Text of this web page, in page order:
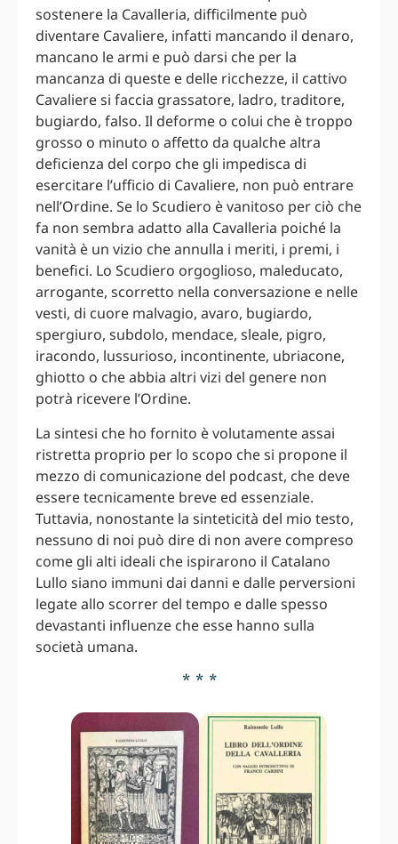
sostenere la Cavalleria, difficilmente può
diventare Cavaliere, infatti mancando il denaro,
mancano le armi e può darsi che per la
mancanza di queste e delle ricchezze, il cattivo
Cavaliere si faccia grassatore, ladro, traditore,
bugiardo, falso. Il deforme o colui che è troppo
grosso o minuto o affetto da qualche altra
deficienza del corpo che gli impedisca di
esercitare l’ufficio di Cavaliere, non può entrare
nell’Ordine. Se lo Scudiero è vanitoso per ciò che
fa non sembra adatto alla Cavalleria poiché la
vanità è un vizio che annulla i meriti, i premi, i
benefici. Lo Scudiero orgoglioso, maleducato,
arrogante, scorretto nella conversazione e nelle
vesti, di cuore malvagio, avaro, bugiardo,
spergiuro, subdolo, mendace, sleale, pigro,
iracondo, lussurioso, incontinente, ubriacone,
ghiotto o che abbia altri vizi del genere non
potrà ricevere l’Ordine.
La sintesi che ho fornito è volutamente assai
ristretta proprio per lo scopo che si propone il
mezzo di comunicazione del podcast, che deve
essere tecnicamente breve ed essenziale.
Tuttavia, nonostante la sinteticità del mio testo,
nessuno di noi può dire di non avere compreso
come gli alti ideali che ispirarono il Catalano
Lullo siano immuni dai danni e dalle perversioni
legate allo scorrer del tempo e dalle spesso
devastanti influenze che esse hanno sulla
società umana.
* * *